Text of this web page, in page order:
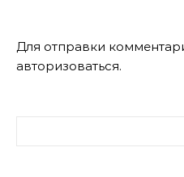
Для отправки
авторизоваться.